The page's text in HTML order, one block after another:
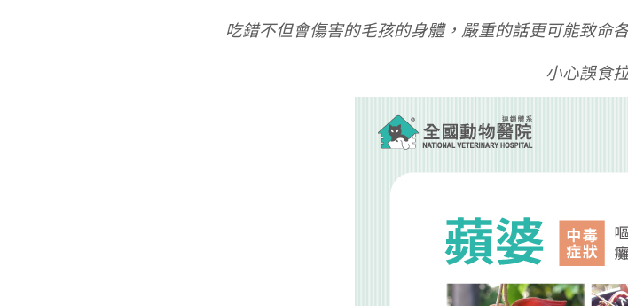
吃錯不但會傷害的毛孩的身體，嚴重的話更可能致命
小心誤食